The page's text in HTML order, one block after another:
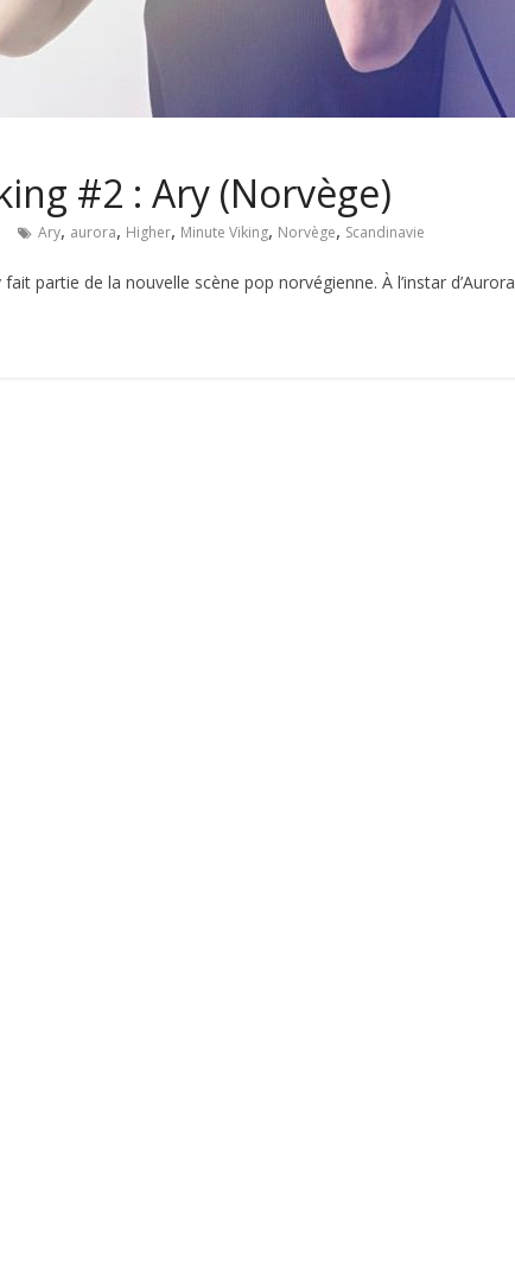
#2 : Ary (Norvège)
Ary, aurora, Higher, Minute Viking, Norvège, Scandinavie
fait partie de la nouvelle scène pop norvégienne. À l’instar